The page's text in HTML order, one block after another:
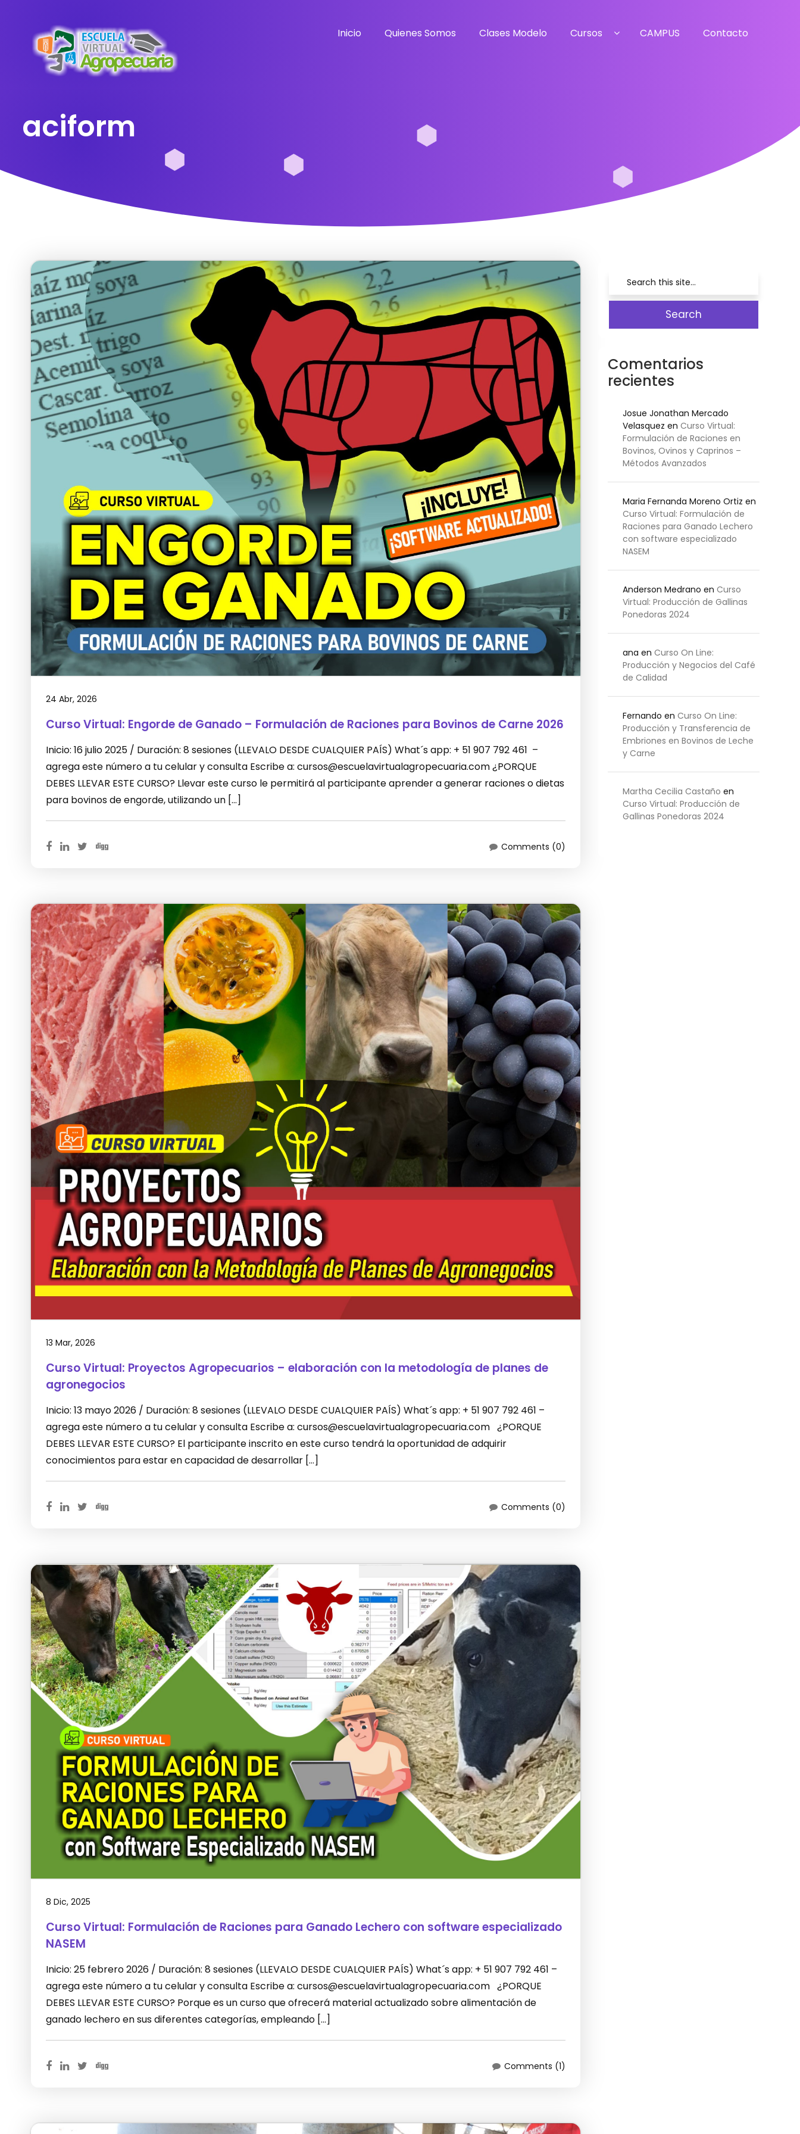
Inicio Quienes Somos Clases Modelo Cursos CAMPUS Contacto
aciform
24 Abr, 2026
Curso Virtual: Engorde de Ganado – Formulación de Raciones para Bovinos de Carne 2026
Inicio: 16 julio 2025 / Duración: 8 sesiones (LLEVALO DESDE CUALQUIER PAÍS) What´s app: + 51 907 792 461 –
agrega este número a tu celular y consulta Escribe a: cursos@escuelavirtualagropecuaria.com ¿PORQUE
DEBES LLEVAR ESTE CURSO? Llevar este curso le permitirá al participante aprender a generar raciones o dietas
para bovinos de engorde, utilizando un […]
Comments (0)
13 Mar, 2026
Curso Virtual: Proyectos Agropecuarios – elaboración con la metodología de planes de
agronegocios
Inicio: 13 mayo 2026 / Duración: 8 sesiones (LLEVALO DESDE CUALQUIER PAÍS) What´s app: + 51 907 792 461 –
agrega este número a tu celular y consulta Escribe a: cursos@escuelavirtualagropecuaria.com ¿PORQUE
DEBES LLEVAR ESTE CURSO? El participante inscrito en este curso tendrá la oportunidad de adquirir
conocimientos para estar en capacidad de desarrollar […]
Comments (0)
8 Dic, 2025
Curso Virtual: Formulación de Raciones para Ganado Lechero con software especializado
NASEM
Inicio: 25 febrero 2026 / Duración: 8 sesiones (LLEVALO DESDE CUALQUIER PAÍS) What´s app: + 51 907 792 461 –
agrega este número a tu celular y consulta Escribe a: cursos@escuelavirtualagropecuaria.com ¿PORQUE
DEBES LLEVAR ESTE CURSO? Porque es un curso que ofrecerá material actualizado sobre alimentación de
ganado lechero en sus diferentes categorías, empleando […]
Comments (1)
Comentarios
recientes
Josue Jonathan Mercado
Velasquez en Curso Virtual:
Formulación de Raciones en
Bovinos, Ovinos y Caprinos –
Métodos Avanzados
Maria Fernanda Moreno Ortiz en
Curso Virtual: Formulación de
Raciones para Ganado Lechero
con software especializado
NASEM
Anderson Medrano en Curso
Virtual: Producción de Gallinas
Ponedoras 2024
ana en Curso On Line:
Producción y Negocios del Café
de Calidad
Fernando en Curso On Line:
Producción y Transferencia de
Embriones en Bovinos de Leche
y Carne
Martha Cecilia Castaño en
Curso Virtual: Producción de
Gallinas Ponedoras 2024